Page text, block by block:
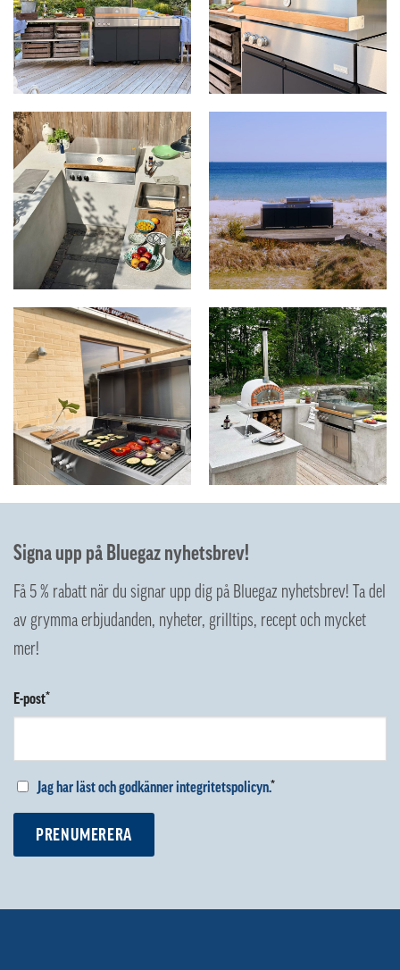
Signa upp på Bluegaz nyhetsbrev!
Få 5 % rabatt när du signar upp dig på Bluegaz nyhetsbrev! Ta del
av grymma erbjudanden, nyheter, grilltips, recept och mycket
mer!
E-post*
Jag har läst och godkänner integritetspolicyn.*
PRENUMERERA